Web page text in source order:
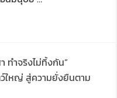
ทำจริงไม่ทิ้งกัน”
หญ่ สู่ความยั่งยืนตาม